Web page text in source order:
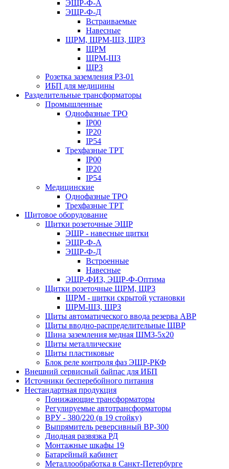
ЭЩР-Ф-А
ЭЩР-Ф-Д
Встраиваемые
Навесные
ЩРМ, ЩРМ-ШЗ, ЩРЗ
ЩРМ
ЩРМ-ШЗ
ЩРЗ
Розетка заземления РЗ-01
ИБП для медицины
Разделительные трансформаторы
Промышленные
Однофазные ТРО
IP00
IP20
IP54
Трехфазные ТРТ
IP00
IP20
IP54
Медицинские
Однофазные ТРО
Трехфазные ТРТ
Щитовое оборудование
Щитки розеточные ЭЩР
ЭЩР - навесные щитки
ЭЩР-Ф-А
ЭЩР-Ф-Д
Встроенные
Навесные
ЭЩР-ФИЗ, ЭЩР-Ф-Оптима
Щитки розеточные ЩРМ, ЩРЗ
ЩРМ - щитки скрытой установки
ЩРМ-ШЗ, ЩРЗ
Щиты автоматического ввода резерва АВР
Щиты вводно-распределительные ЩВР
Шина заземления медная ШМЗ-5х20
Щиты металлические
Щиты пластиковые
Блок реле контроля фаз ЭЩР-РКФ
Внешний сервисный байпас для ИБП
Источники бесперебойного питания
Нестандартная продукция
Понижающие трансформаторы
Регулируемые автотрансформаторы
ВРУ - 380/220 (в 19 стойку)
Выпрямитель реверсивный ВР-300
Диодная развязка РД
Монтажные шкафы 19
Батарейный кабинет
Металлообработка в Санкт-Петербурге